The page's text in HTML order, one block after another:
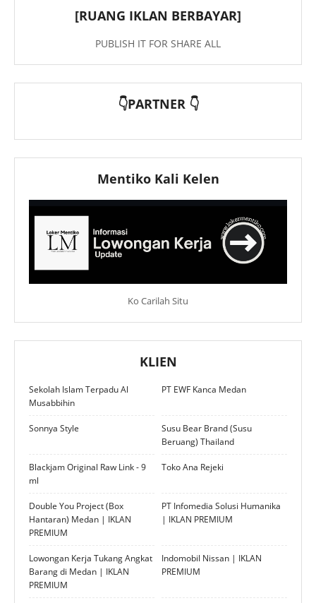
[RUANG IKLAN BERBAYAR]
PUBLISH IT FOR SHARE ALL
👇PARTNER 👇
Mentiko Kali Kelen
Ko Carilah Situ
KLIEN
Sekolah Islam Terpadu Al
Musabbihin
PT EWF Kanca Medan
Sonnya Style
Susu Bear Brand (Susu
Beruang) Thailand
Blackjam Original Raw Link - 9
ml
Toko Ana Rejeki
Double You Project (Box
Hantaran) Medan | IKLAN
PREMIUM
PT Infomedia Solusi Humanika
| IKLAN PREMIUM
Lowongan Kerja Tukang Angkat
Barang di Medan | IKLAN
PREMIUM
Indomobil Nissan | IKLAN
PREMIUM